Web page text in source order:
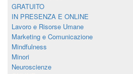
GRATUITO
IN PRESENZA E ONLINE
Lavoro e Risorse Umane
Marketing e Comunicazione
Mindfulness
Minori
Neuroscienze